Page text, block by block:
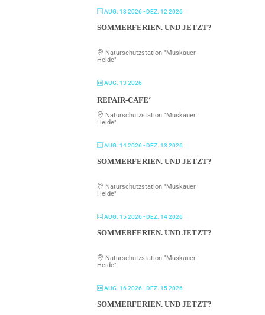
AUG. 13 2026- DEZ. 12 2026
SOMMERFERIEN. UND JETZT?
Naturschutzstation "Muskauer
Heide"
AUG. 13 2026
REPAIR-CAFE´
Naturschutzstation "Muskauer
Heide"
AUG. 14 2026- DEZ. 13 2026
SOMMERFERIEN. UND JETZT?
Naturschutzstation "Muskauer
Heide"
AUG. 15 2026- DEZ. 14 2026
SOMMERFERIEN. UND JETZT?
Naturschutzstation "Muskauer
Heide"
AUG. 16 2026- DEZ. 15 2026
SOMMERFERIEN. UND JETZT?